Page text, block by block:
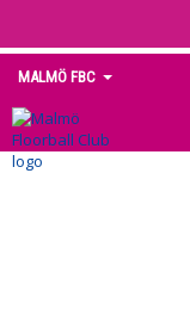
MALMÖ FBC
HEM